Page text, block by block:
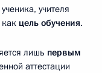
учителя
цель обучения.
лишь первым
аттестации